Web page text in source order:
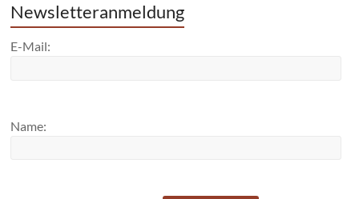
Newsletteranmeldung
E-Mail:
Name: